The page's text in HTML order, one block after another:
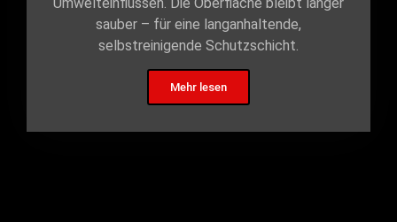
sauber – für eine langanhaltende,
selbstreinigende Schutzschicht.
Mehr lesen